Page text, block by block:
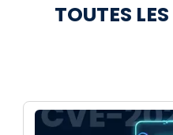
TOUTES